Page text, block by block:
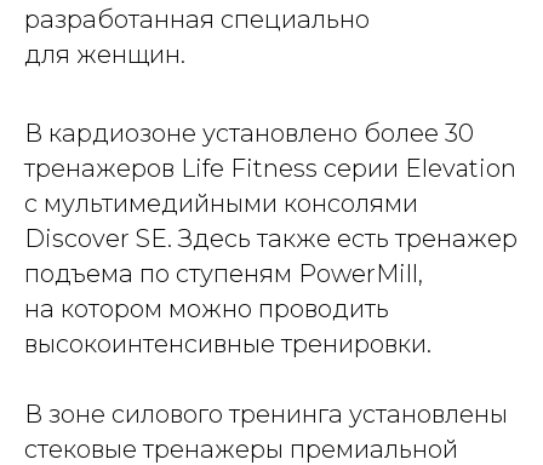
разработанная специально
для женщин.
В кардиозоне установлено более 30
тренажеров Life Fitness серии Elevation
с мультимедийными консолями
Discover SE. Здесь также есть тренажер
подъема по ступеням PowerMill,
на котором можно проводить
высокоинтенсивные тренировки.
В зоне силового тренинга установлены
стековые тренажеры премиальной